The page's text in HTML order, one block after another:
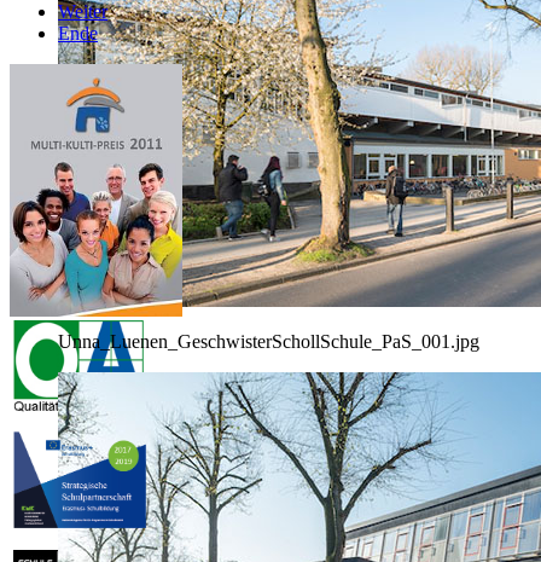
Unna_Luenen_GeschwisterSchollSchule_PaS_001.jpg
Weiter
Ende